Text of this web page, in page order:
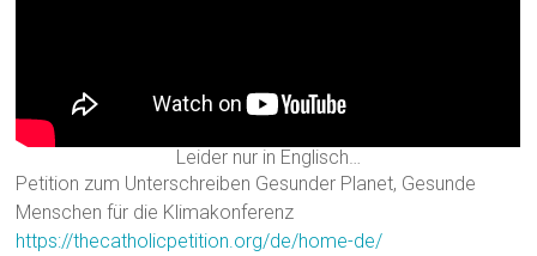
Leider nur in Englisch…
Petition zum Unterschreiben Gesunder Planet, Gesunde
Menschen für die Klimakonferenz
https://thecatholicpetition.org/de/home-de/